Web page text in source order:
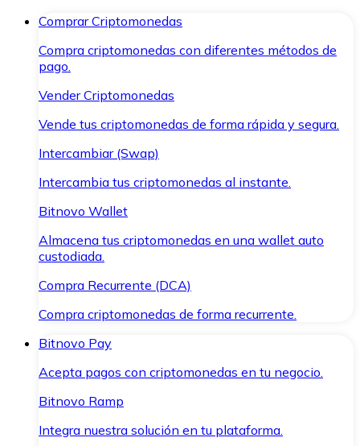
Comprar Criptomonedas
Compra criptomonedas con diferentes métodos de
pago.
Vender Criptomonedas
Vende tus criptomonedas de forma rápida y segura.
Intercambiar (Swap)
Intercambia tus criptomonedas al instante.
Bitnovo Wallet
Almacena tus criptomonedas en una wallet auto
custodiada.
Compra Recurrente (DCA)
Compra criptomonedas de forma recurrente.
Bitnovo Pay
Acepta pagos con criptomonedas en tu negocio.
Bitnovo Ramp
Integra nuestra solución en tu plataforma.